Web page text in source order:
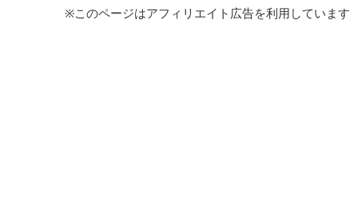
※このページはアフィリエイト広告を利用しています